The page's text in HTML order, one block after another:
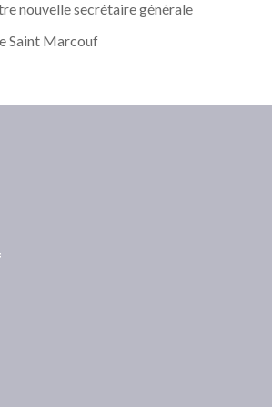
nouvelle secrétaire générale
Saint Marcouf